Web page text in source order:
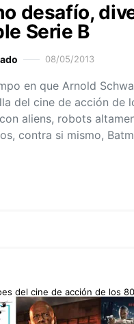
desafío,
Serie B
08/05/2013
en que Arnold
del cine de acción de
aliens, robots
contra si mismo,
del cine de acción de los 80